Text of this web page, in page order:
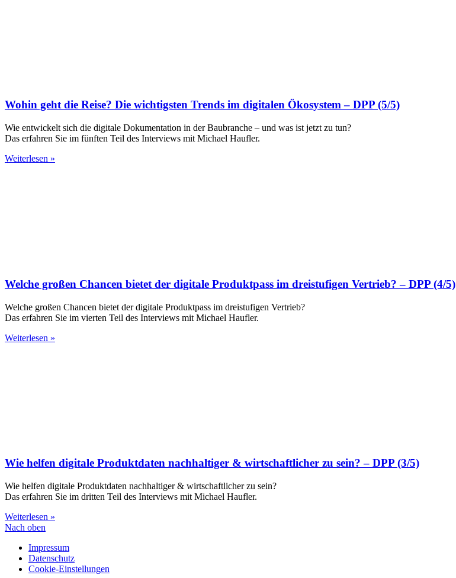
Wohin geht die Reise? Die wichtigsten Trends im digitalen Ökosystem – DPP (5/5)
Wie entwickelt sich die digitale Dokumentation in der Baubranche – und was ist jetzt zu tun?
Das erfahren Sie im fünften Teil des Interviews mit Michael Haufler.
Weiterlesen »
Welche großen Chancen bietet der digitale Produktpass im dreistufigen Vertrieb? – DPP (4/5)
Welche großen Chancen bietet der digitale Produktpass im dreistufigen Vertrieb?
Das erfahren Sie im vierten Teil des Interviews mit Michael Haufler.
Weiterlesen »
Wie helfen digitale Produktdaten nachhaltiger & wirtschaftlicher zu sein? – DPP (3/5)
Wie helfen digitale Produktdaten nachhaltiger & wirtschaftlicher zu sein?
Das erfahren Sie im dritten Teil des Interviews mit Michael Haufler.
Weiterlesen »
Nach oben
Impressum
Datenschutz
Cookie-Einstellungen